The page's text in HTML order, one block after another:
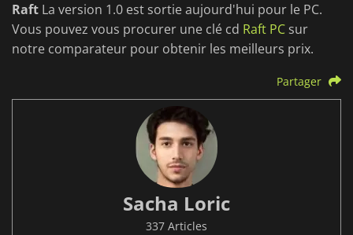
Raft La version 1.0 est sortie aujourd'hui pour le PC.
Vous pouvez vous procurer une clé cd Raft PC sur
notre comparateur pour obtenir les meilleurs prix.
Partager
Sacha Loric
337 Articles